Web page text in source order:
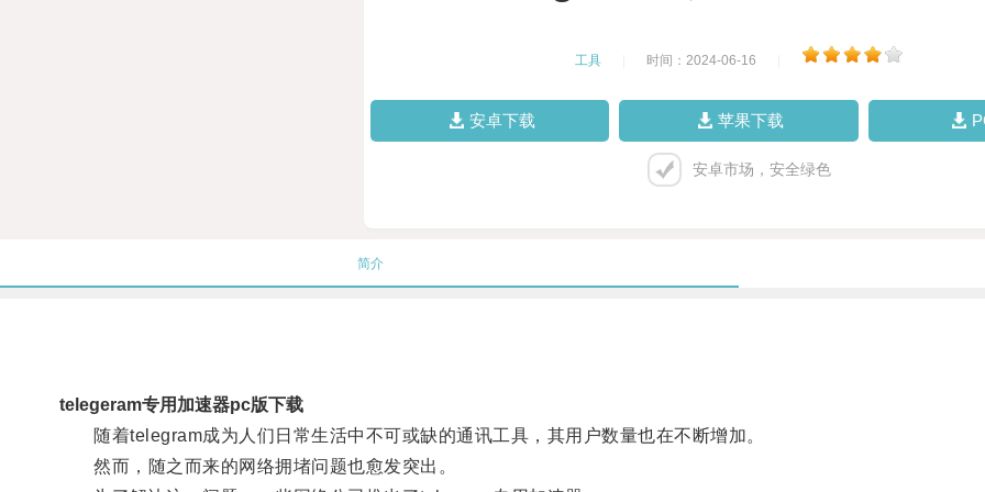
工具 时间：2024-06-16
安卓下载 苹果下载
安卓市场，安全绿色
简介
telegeram专用加速器pc版下载
随着telegram成为人们日常生活中不可或缺的通讯工具，其用户数量也在不断增加。
然而，随之而来的网络拥堵问题也愈发突出。